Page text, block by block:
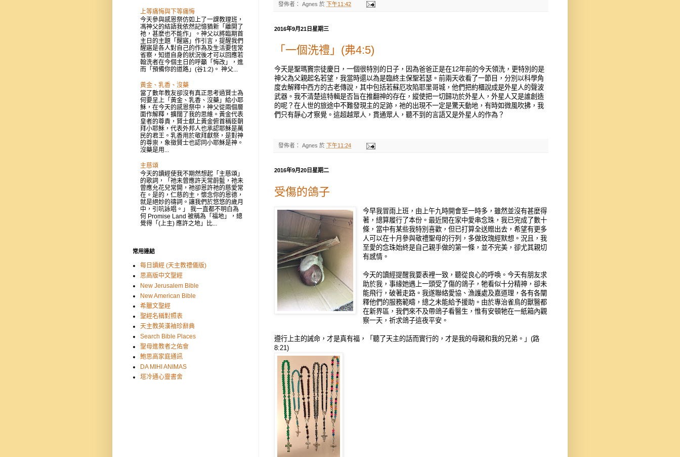
發佈者： Agnes 於 下午11:42
2016年9月21日星期三
「一個洗禮」(弗4:5)
今天是聖瑪竇宗徒慶日，一個很特別的日子，因為爸爸正是在12年前的今天領洗，更特別的是
神父為父親起名若望，我當時還以為是臨終主保聖若瑟。前兩天收看了一節目，分別以科學角
度去解釋中西方的古老傳說，其中包括若蘇厄攻陷耶里哥城，他們把約櫃說成是外星人的聲波
武器。我不清楚這特輯是否旨在推翻神的存在，縱使把一切歸功於外星人，外星人又是誰創造
的呢？在人世的旅途中不難發現主的足跡，祂的出現不一定是驚天動地，有時如微風吹拂，我
們只有靜心才察覺。這超越眾人，貫通眾人，聽不到的言語又是外星人的作為？
發佈者： Agnes 於 下午11:24
2016年9月20日星期二
受傷的鴿子
今早我冒雨上班，由上午九時開會至一時多，雖然並沒有甚麼得
著，總算履行了本份。最近閒在家中愛串念珠，我已完成了數十
條，當中有某些我特別喜歡，但已打算全送贈出去，希望有更多
人可以在十月參與敬禮聖母的行列，多做玫瑰經默想。況且，我
至愛的念珠始終是自己親手做的第一條，並不完美，卻尤其親切
有感情。
今天的讀經提醒我要表裡一致，聽從良心的呼喚。今天有朋友求
助於我，事緣她遇上一頭受了傷的鴿子，牠看似十分精神，卻未
能飛行，破著走路。我遂聯絡愛協、漁護處及嘉道理，各有各闡
釋他們的服務範疇，總之未能給予援助。由於專治雀鳥的獸醫都
在新界區，我們來不及帶鴿子看醫生，惟有安頓牠在一紙箱內觀
察一天，祈求鴿子這夜平安。
遵行上主的誡命，才是真有福，「聽了天主的話而實行的，才是我的母親和我的兄弟。」(路
8:21)
上等痛悔與下等痛悔
今天參與感恩祭仿如上了一課教理班，
馮神父的結語我依然記憶猶新「離開了
祂，甚麼也不能作」。神父以將臨期首
主日的主題「醒寤」作引言，提醒我們
醒寤是各人對自己的作為及生活要恆常
省察，知道自身的狀況後才可以回應若
翰洗者在今個主日的呼籲「悔改」，進
而「預備你的道路」(谷1:2)。 神父...
黃金、乳香、沒藥
當了數年教友卻沒有真正思考過賢士為
何要呈上「黃金、乳香、沒藥」給小耶
穌，在今天的感恩祭中，神父從兩個層
面作解釋，擴闊了我的思維。黃金代表
皇者的尊貴，賢士獻上黃金俯首稱臣朝
拜小耶穌，代表外邦人也承認耶穌是萬
民的君王。乳香用於敬拜獻祭，是對神
的尊崇，象徵賢士也認同小耶穌是神。
沒藥是用...
主慈頌
今天的讀經使我不期然想起「主慈頌」
的歌詞，「祂未曾應許天常蔚藍，祂未
曾應允花兒常開，祂卻恩許祂的慈愛常
在。是的，仁慈的主，懷念你的恩德，
就是絕妙的禱詞。讓我們於悠悠的歲月
中，引吭詠唱。」 我一直都不明白為
何 Promise Land 被稱為「福地」，總
覺得「(上主) 應許之地」比...
常用連結
每日讀經 (天主教禮儀版)
思高版中文聖經
New Jerusalem Bible
New American Bible
希臘文聖經
聖經名稱對照表
天主教英漢袖珍辭典
Search Bible Places
聖母進教者之佑會
鮑思高家庭通訊
DA MIHI ANIMAS
塔冷通心靈書舍